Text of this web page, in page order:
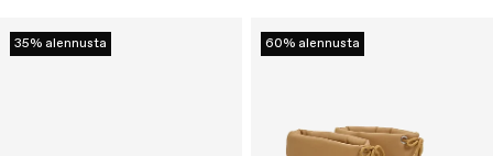
35% alennusta 60% alennusta